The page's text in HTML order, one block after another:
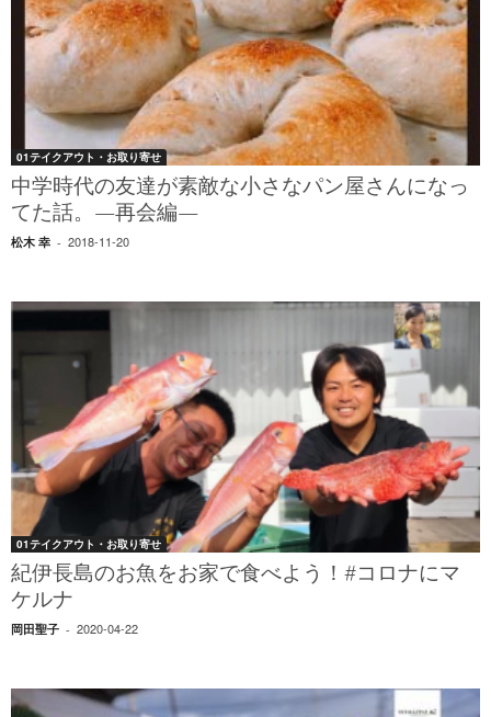
01テイクアウト・お取り寄せ
中学時代の友達が素敵な小さなパン屋さんになっ
てた話。—再会編—
松木 幸 - 2018-11-20
01テイクアウト・お取り寄せ
紀伊長島のお魚をお家で食べよう！#コロナにマ
ケルナ
岡田聖子 - 2020-04-22